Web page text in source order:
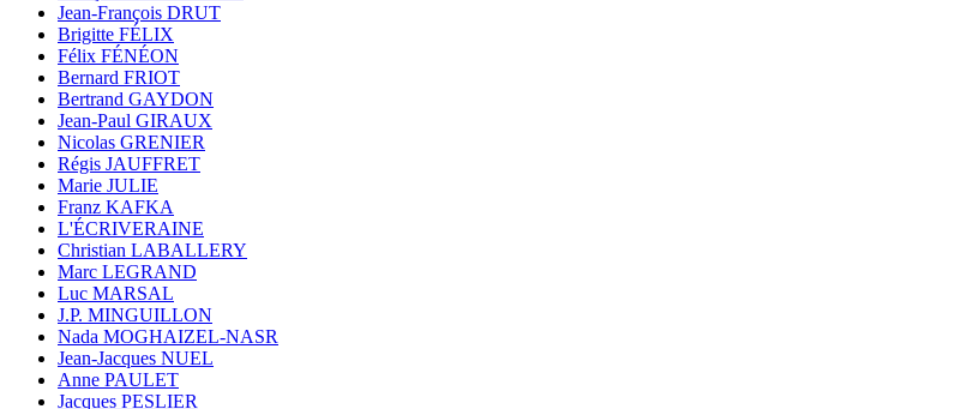
Jean-François DRUT
Brigitte FÉLIX
Félix FÉNÉON
Bernard FRIOT
Bertrand GAYDON
Jean-Paul GIRAUX
Nicolas GRENIER
Régis JAUFFRET
Marie JULIE
Franz KAFKA
L'ÉCRIVERAINE
Christian LABALLERY
Marc LEGRAND
Luc MARSAL
J.P. MINGUILLON
Nada MOGHAIZEL-NASR
Jean-Jacques NUEL
Anne PAULET
Jacques PESLIER